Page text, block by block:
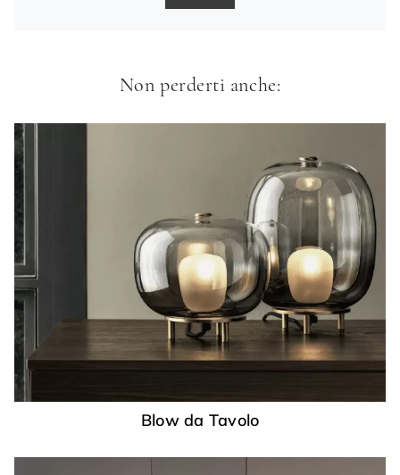
Non perderti anche:
Blow da Tavolo